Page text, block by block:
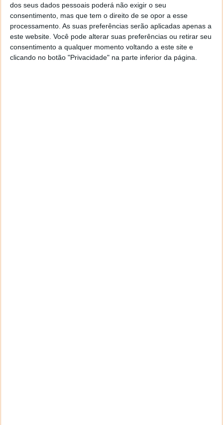
dos seus dados pessoais poderá não exigir o seu
consentimento, mas que tem o direito de se opor a esse
processamento. As suas preferências serão aplicadas apenas a
este website. Você pode alterar suas preferências ou retirar seu
consentimento a qualquer momento voltando a este site e
clicando no botão "Privacidade" na parte inferior da página.